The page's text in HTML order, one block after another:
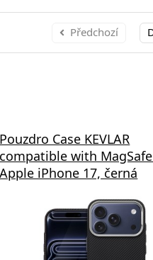
Předchozí
Pouzdro Case KEVLAR
compatible with
Apple iPhone 17, černá